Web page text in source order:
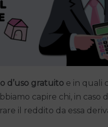
d’uso gratuito e in quali
capire chi, in
il reddito da essa